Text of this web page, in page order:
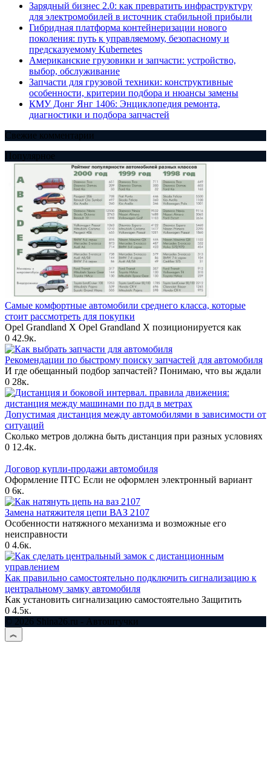
Зарядный бизнес 2.0: как превратить инфраструктуру
для электромобилей в источник стабильной прибыли
Гибридная платформа контейнеризации нового
поколения: путь к управляемому, безопасному и
предсказуемому Kubernetes
Американские грузовики и запчасти: устройство,
выбор, обслуживание
Запчасти для грузовой техники: конструктивные
особенности, критерии подбора и нюансы замены
КМУ Донг Янг 1406: Энциклопедия ремонта,
диагностики и подбора запчастей
Свежие комментарии
Популярное
Самые комфортные автомобили среднего класса, которые
стоит рассмотреть для покупки
Opel Grandland X Opel Grandland X позиционируется как
0 42.9к.
Рекомендации по быстрому поиску запчастей для автомобиля
И где обещанный подбор запчастей? Понимаю, что вы ждали
0 28к.
Допустимая дистанция между автомобилями в зависимости от
ситуаций
Сколько метров должна быть дистанция при разных условиях
0 12.4к.
Договор купли-продажи автомобиля
Оформление ПТС Если не оформлен электронный вариант
0 6к.
Замена натяжителя цепи ВАЗ 2107
Особенности натяжного механизма и возможные его
неисправности
0 4.6к.
Как правильно самостоятельно подключить сигнализацию к
центральному замку автомобиля
Как установить сигнализацию самостоятельно Защитить
0 4.5к.
© 2026 Shina26.ru - Автоштучки